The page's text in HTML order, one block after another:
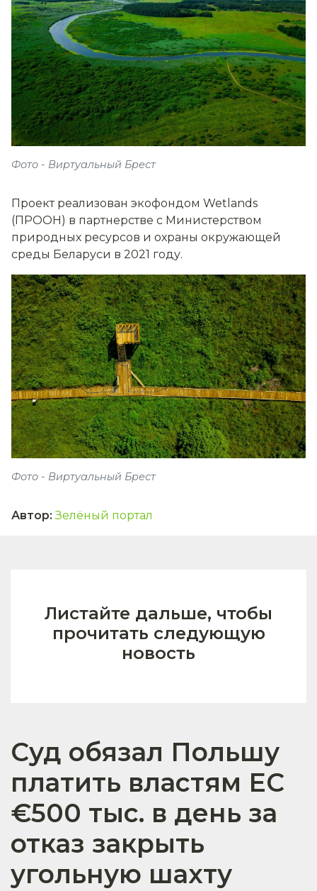
Фото - Виртуальный Брест
Проект реализован экофондом Wetlands
(ПРООН) в партнерстве с Министерством
природных ресурсов и охраны окружающей
среды Беларуси в 2021 году.
Фото - Виртуальный Брест
Автор: Зелёный портал
Листайте дальше, чтобы
прочитать следующую
новость
Суд обязал Польшу
платить властям ЕС
€500 тыс. в день за
отказ закрыть
угольную шахту